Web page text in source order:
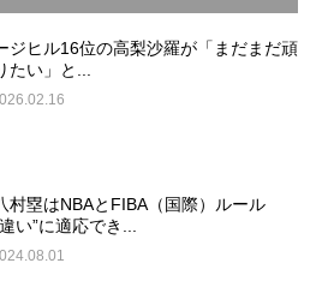
ジヒル16位の高梨沙羅が「まだまだ頑
たい」と...
村塁はNBAとFIBA（国際）ルール
い”に適応でき...